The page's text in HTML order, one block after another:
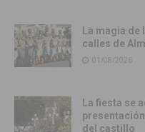
La magia de
calles de
01/08/2026
La fiesta se
del castillo